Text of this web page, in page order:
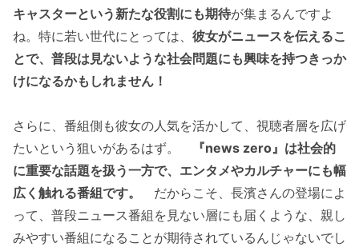
キャスターという新たな役割にも期待が集まるんですよ
ね。特に若い世代にとっては、 彼女がニュースを伝えるこ
とで、普段は見ないような社会問題にも興味を持つきっか
けになるかもしれません！
さらに、番組側も彼女の人気を活かして、視聴者層を広げ
たいという狙いがあるはず。
『news zero』は社会的
に重要な話題を扱う一方で、エンタメやカルチャーにも幅
広く触れる番組です。
だからこそ、長濱さんの登場によ
って、普段ニュース番組を見ない層にも届くような、親し
みやすい番組になることが期待されているんじゃないでし